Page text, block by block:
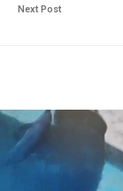
Next Post